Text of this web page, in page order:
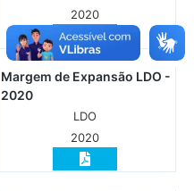
2020
Margem de Expansão LDO -
2020
LDO
2020